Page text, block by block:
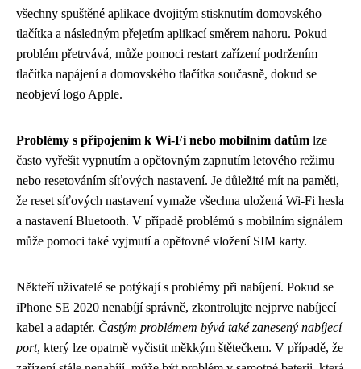
všechny spuštěné aplikace dvojitým stisknutím domovského
tlačítka a následným přejetím aplikací směrem nahoru. Pokud
problém přetrvává, může pomoci restart zařízení podržením
tlačítka napájení a domovského tlačítka současně, dokud se
neobjeví logo Apple.
Problémy s připojením k Wi-Fi nebo mobilním datům lze
často vyřešit vypnutím a opětovným zapnutím letového režimu
nebo resetováním síťových nastavení. Je důležité mít na paměti,
že reset síťových nastavení vymaže všechna uložená Wi-Fi hesla
a nastavení Bluetooth. V případě problémů s mobilním signálem
může pomoci také vyjmutí a opětovné vložení SIM karty.
Někteří uživatelé se potýkají s problémy při nabíjení. Pokud se
iPhone SE 2020 nenabíjí správně, zkontrolujte nejprve nabíjecí
kabel a adaptér. Častým problémem bývá také zanesený nabíjecí
port, který lze opatrně vyčistit měkkým štětečkem. V případě, že